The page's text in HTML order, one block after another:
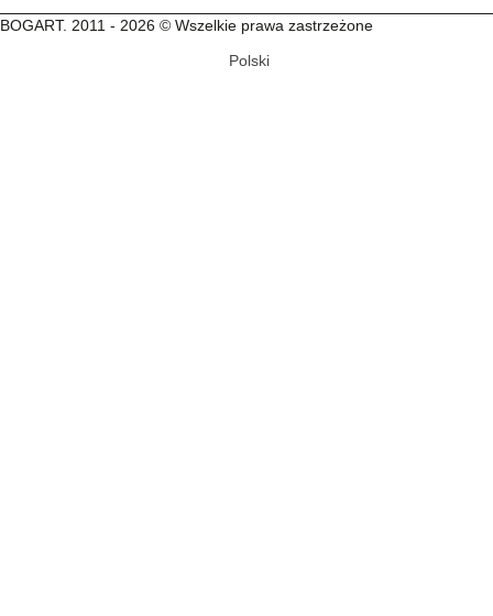
BOGART. 2011 - 2026 © Wszelkie prawa zastrzeżone
Polski